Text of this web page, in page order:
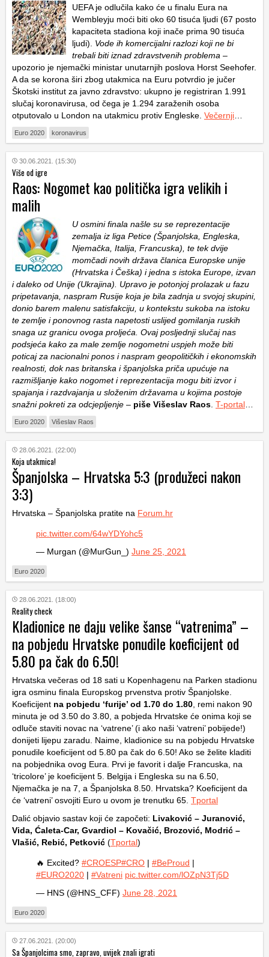
UEFA je odlučila kako će u finalu Eura na
Wembleyju moći biti oko 60 tisuća ljudi (67 posto
kapaciteta stadiona koji inače prima 90 tisuća
ljudi). Vode ih komercijalni razlozi koji ne bi
trebali biti iznad zdravstvenih problema –
upozorio je njemački ministar unutarnjih poslova Horst Seehofer.
A da se korona širi zbog utakmica na Euru potvrdio je jučer
Škotski institut za javno zdravstvo: ukupno je registriran 1.991
slučaj koronavirusa, od čega je 1.294 zaraženih osoba
otputovalo u London na utakmicu protiv Engleske. Večernji…
Euro 2020 koronavirus
30.06.2021. (15:30)
Više od igre
Raos: Nogomet kao politička igra velikih i
malih
U osmini finala našle su se reprezentacije
zemalja iz liga Petice (Španjolska, Engleska,
Njemačka, Italija, Francuska), te tek dvije
momčadi novih država članica Europske unije
(Hrvatska i Češka) i jedna s istoka Europe, izvan
i daleko od Unije (Ukrajina). Upravo je potonjoj prolazak u fazu
pripetavanja, naspram Rusije koja je bila zadnja u svojoj skupini,
donio barem malenu satisfakciju, u kontekstu sukoba na istoku
te zemlje i ponovnog rasta napetosti uslijed gomilanja ruskih
snaga uz granicu ovoga proljeća. Ovaj posljednji slučaj nas
podsjeća kako za male zemlje nogometni uspjeh može biti
poticaj za nacionalni ponos i naspram geopolitičkih i ekonomskih
realnosti, dok nas britanska i španjolska priča upućuje na
razmišljanje kako nogomet i reprezentacija mogu biti izvor i
spajanja i razdvajanja u složenim državama u kojima postoje
snažni pokreti za odcjepljenje – piše Višeslav Raos. T-portal…
Euro 2020 Višeslav Raos
28.06.2021. (22:00)
Koja utakmica!
Španjolska – Hrvatska 5:3 (produžeci nakon
3:3)
Hrvatska – Španjolska pratite na Forum.hr
pic.twitter.com/64wYDYohc5
— Murgan (@MurGun_) June 25, 2021
Euro 2020
28.06.2021. (18:00)
Reality check
Kladionice ne daju velike šanse “vatrenima” –
na pobjedu Hrvatske ponudile koeficijent od
5.80 pa čak do 6.50!
Hrvatska večeras od 18 sati u Kopenhagenu na Parken stadionu
igra osminu finala Europskog prvenstva protiv Španjolske.
Koeficijent na pobjedu ‘furije’ od 1.70 do 1.80, remi nakon 90
minuta je od 3.50 do 3.80, a pobjeda Hrvatske će onima koji se
odluče staviti novac na ‘vatrene’ (i ako naši ‘vatreni’ pobijede!)
donijeti lijepu zaradu. Naime, kladionice su na pobjedu Hrvatske
ponudile koeficijent od 5.80 pa čak do 6.50! Ako se želite kladiti
na pobjednika ovog Eura. Prvi je favorit i dalje Francuska, na
‘tricolore’ je koeficijent 5. Belgija i Engleska su na 6.50,
Njemačka je na 7, a Španjolska 8.50. Hrvatska? Koeficijent da
će ‘vatreni’ osvojiti Euro u ovom je trenutku 65. Tportal
Dalić objavio sastav koji će započeti: Livaković – Juranović,
Vida, Ćaleta-Car, Gvardiol – Kovačić, Brozović, Modrić –
Vlašić, Rebić, Petković (Tportal)
🔥 Excited? #CROESP#CRO | #BeProud |
#EURO2020 | #Vatreni pic.twitter.com/lOZpN3Tj5D
— HNS (@HNS_CFF) June 28, 2021
Euro 2020
27.06.2021. (20:00)
Sa Španjolcima smo, zapravo, uvijek znali igrati